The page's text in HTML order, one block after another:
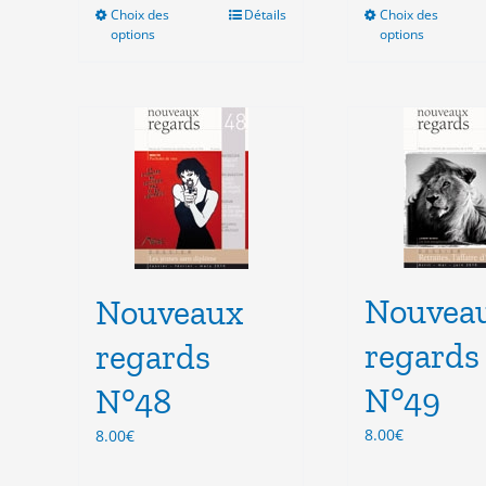
Choix des
options
variations.
Les
options
peuvent
être
choisies
sur
du
produit
Détails
Choix des
options
Les
être
sur
du
Nouveaux
regards
N°48
8.00€
regards
N°49
8.00€